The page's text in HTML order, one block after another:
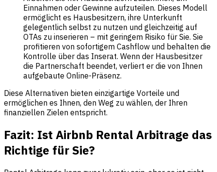
Einnahmen oder Gewinne aufzuteilen. Dieses Modell
ermöglicht es Hausbesitzern, ihre Unterkunft
gelegentlich selbst zu nutzen und gleichzeitig auf
OTAs zu inserieren – mit geringem Risiko für Sie. Sie
profitieren von sofortigem Cashflow und behalten die
Kontrolle über das Inserat. Wenn der Hausbesitzer
die Partnerschaft beendet, verliert er die von Ihnen
aufgebaute Online-Präsenz.
Diese Alternativen bieten einzigartige Vorteile und
ermöglichen es Ihnen, den Weg zu wählen, der Ihren
finanziellen Zielen entspricht.
Fazit: Ist Airbnb Rental Arbitrage das
Richtige für Sie?